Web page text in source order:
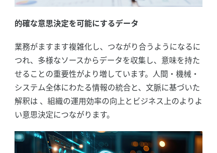
的確な意思決定を可能にするデータ
業務がますます複雑化し、つながり合うようになるに
つれ、多様なソースからデータを収集し、意味を持た
せることの重要性がより増しています。人間・機械・
システム全体にわたる情報の統合と、文脈に基づいた
解釈は 、組織の運用効率の向上とビジネス上のよりよ
い意思決定につながります。